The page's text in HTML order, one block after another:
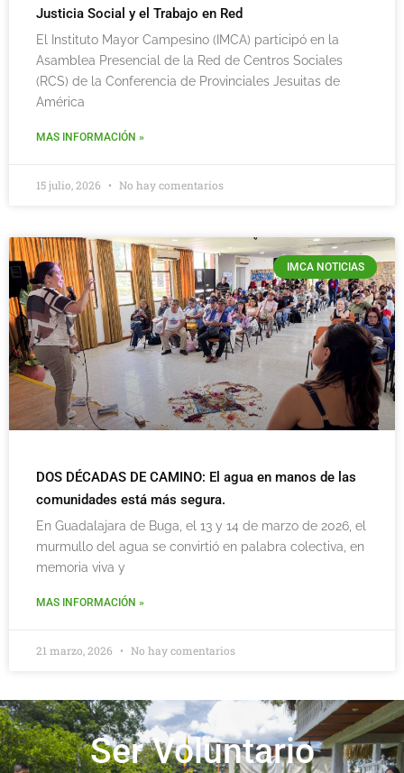
Justicia Social y el Trabajo en Red
El Instituto Mayor Campesino (IMCA) participó en la
Asamblea Presencial de la Red de Centros Sociales
(RCS) de la Conferencia de Provinciales Jesuitas de
América
MAS INFORMACIÓN »
15 julio, 2026 No hay comentarios
IMCA NOTICIAS
DOS DÉCADAS DE CAMINO: El agua en manos de las
comunidades está más segura.
En Guadalajara de Buga, el 13 y 14 de marzo de 2026, el
murmullo del agua se convirtió en palabra colectiva, en
memoria viva y
MAS INFORMACIÓN »
21 marzo, 2026 No hay comentarios
Ser Voluntario